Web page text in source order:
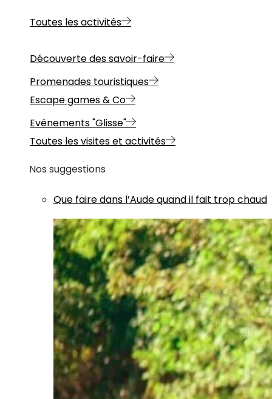
Toutes les activités
Découverte des savoir-faire
Promenades touristiques
Escape games & Co
Evénements "Glisse"
Toutes les visites et activités
Nos suggestions
Que faire dans l’Aude quand il fait trop chaud